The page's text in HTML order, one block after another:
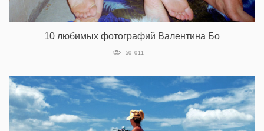
10 любимых фотографий Валентина Бо
50 011